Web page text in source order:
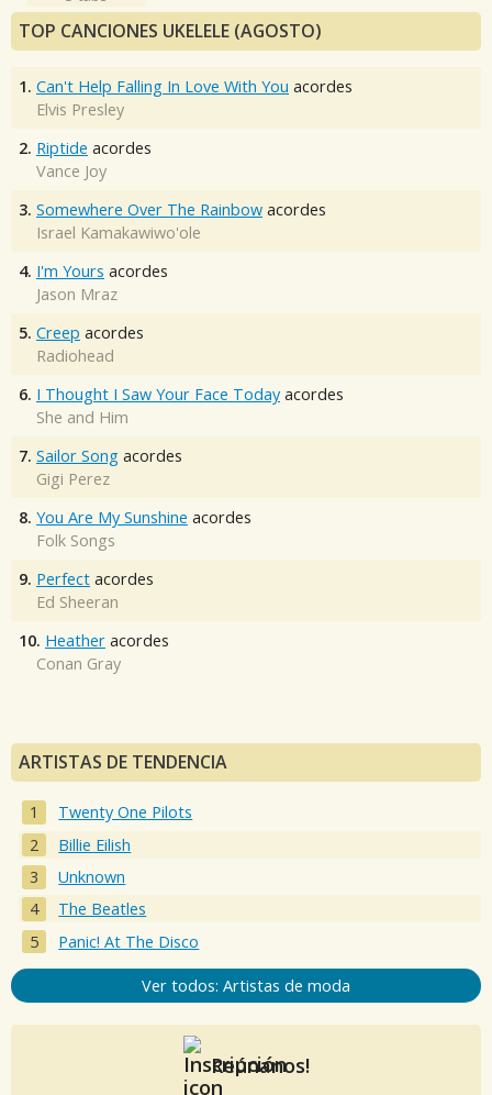
TOP CANCIONES UKELELE (AGOSTO)
1. Can't Help Falling In Love With You acordes
Elvis Presley
2. Riptide acordes
Vance Joy
3. Somewhere Over The Rainbow acordes
Israel Kamakawiwo'ole
4. I'm Yours acordes
Jason Mraz
5. Creep acordes
Radiohead
6. I Thought I Saw Your Face Today acordes
She and Him
7. Sailor Song acordes
Gigi Perez
8. You Are My Sunshine acordes
Folk Songs
9. Perfect acordes
Ed Sheeran
10. Heather acordes
Conan Gray
ARTISTAS DE TENDENCIA
Twenty One Pilots
Billie Eilish
Unknown
The Beatles
Panic! At The Disco
Ver todos: Artistas de moda
Reúnanos!